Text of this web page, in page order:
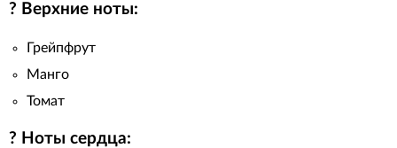
? Верхние ноты:
Грейпфрут
Манго
Томат
? Ноты сердца: